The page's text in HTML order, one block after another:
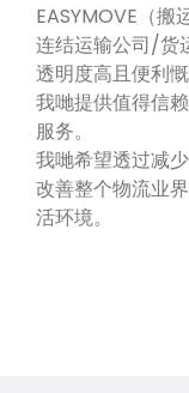
EASYMOVE（搬
连结运输公司/货
透明度高且便利慨
我哋提供值得信
服务。
我哋希望透过减
改善整个物流业
活环境。